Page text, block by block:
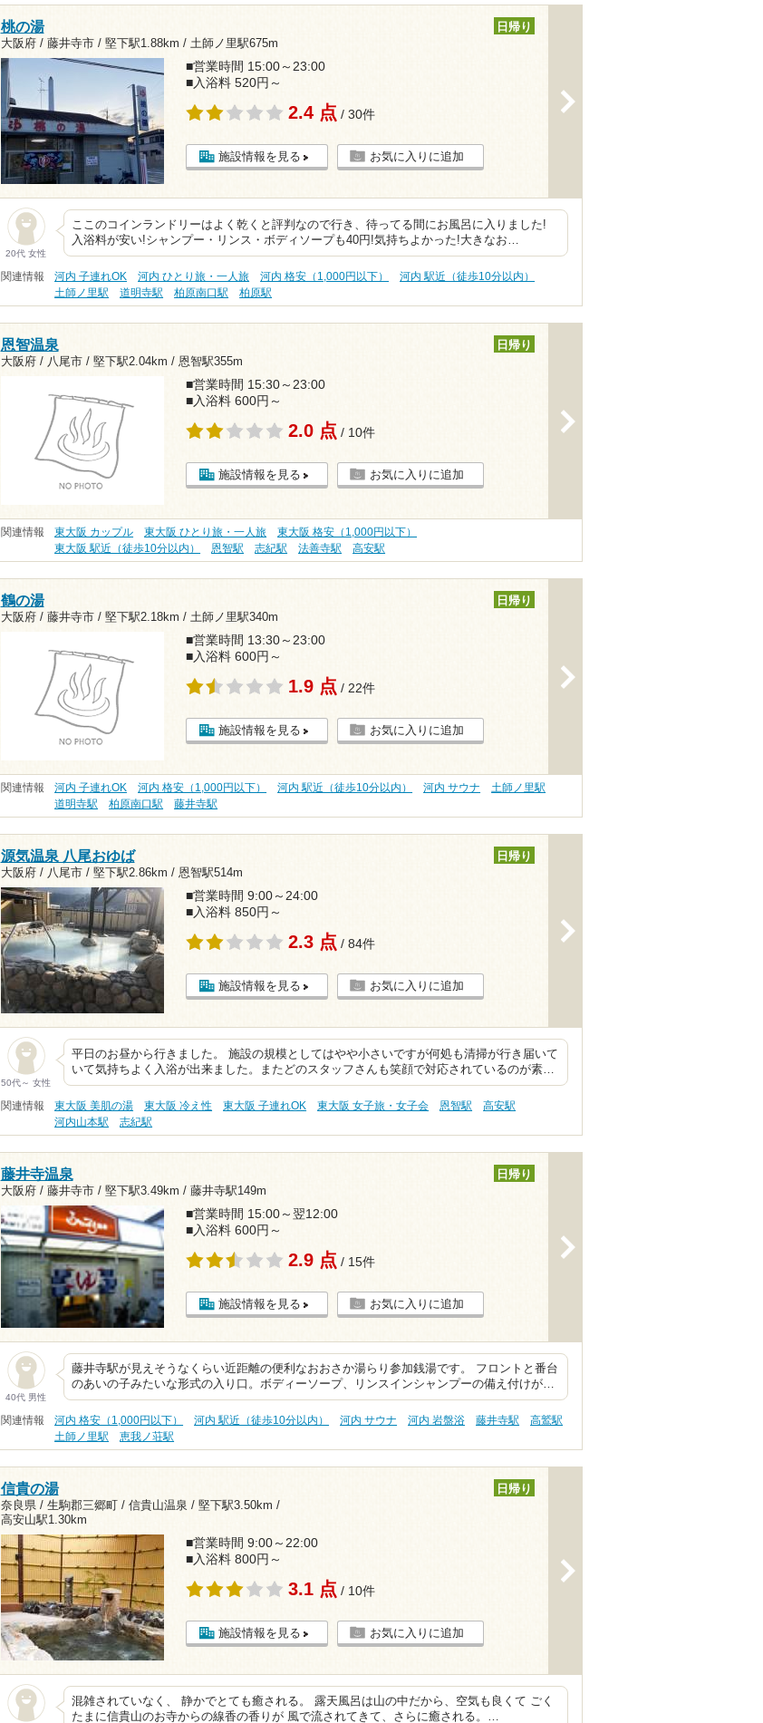
桃の湯
大阪府 / 藤井寺市 / 堅下駅1.88km / 土師ノ里駅675m
日帰り
■営業時間 15:00～23:00
■入浴料 520円～
2.4 点 / 30件
施設情報を見る お気に入りに追加
20代 女性
ここのコインランドリーはよく乾くと評判なので行き、待ってる間にお風呂に入りました!
入浴料が安い!シャンプー・リンス・ボディソープも40円!気持ちよかった!大きなお…
関連情報 河内 子連れOK 河内 ひとり旅・一人旅 河内 格安（1,000円以下）
河内 駅近（徒歩10分以内）
土師ノ里駅
道明寺駅 柏原南口駅 柏原駅
恩智温泉
大阪府 / 八尾市 / 堅下駅2.04km / 恩智駅355m
日帰り
■営業時間 15:30～23:00
■入浴料 600円～
2.0 点 / 10件
施設情報を見る お気に入りに追加
関連情報 東大阪 カップル 東大阪 ひとり旅・一人旅
東大阪 格安（1,000円以下）
東大阪 駅近（徒歩10分以内）
恩智駅 志紀駅 法善寺駅 高安駅
鶴の湯
大阪府 / 藤井寺市 / 堅下駅2.18km / 土師ノ里駅340m
日帰り
■営業時間 13:30～23:00
■入浴料 600円～
1.9 点 / 22件
施設情報を見る お気に入りに追加
関連情報 河内 子連れOK 河内 格安（1,000円以下） 河内 駅近（徒歩10分以内） 河内 サウナ
土師ノ里駅
道明寺駅
柏原南口駅 藤井寺駅
源気温泉 八尾おゆば
大阪府 / 八尾市 / 堅下駅2.86km / 恩智駅514m
日帰り
■営業時間 9:00～24:00
■入浴料 850円～
2.3 点 / 84件
施設情報を見る お気に入りに追加
50代～ 女性
平日のお昼から行きました。 施設の規模としてはやや小さいですが何処も清掃が行き届いて
いて気持ちよく入浴が出来ました。またどのスタッフさんも笑顔で対応されているのが素…
関連情報 東大阪 美肌の湯 東大阪 冷え性 東大阪 子連れOK 東大阪 女子旅・女子会 恩智駅
高安駅
河内山本駅
志紀駅
藤井寺温泉
大阪府 / 藤井寺市 / 堅下駅3.49km / 藤井寺駅149m
日帰り
■営業時間 15:00～翌12:00
■入浴料 600円～
2.9 点 / 15件
施設情報を見る お気に入りに追加
40代 男性
藤井寺駅が見えそうなくらい近距離の便利なおおさか湯らり参加銭湯です。 フロントと番台
のあいの子みたいな形式の入り口。ボディーソープ、リンスインシャンプーの備え付けが…
関連情報 河内 格安（1,000円以下） 河内 駅近（徒歩10分以内） 河内 サウナ 河内 岩盤浴 藤井寺駅
高鷲駅
土師ノ里駅
恵我ノ荘駅
信貴の湯
奈良県 / 生駒郡三郷町 / 信貴山温泉 / 堅下駅3.50km /
高安山駅1.30km
日帰り
■営業時間 9:00～22:00
■入浴料 800円～
3.1 点 / 10件
施設情報を見る お気に入りに追加
混雑されていなく、 静かでとても癒される。 露天風呂は山の中だから、空気も良くて ごく
たまに信貴山のお寺からの線香の香りが 風で流されてきて、さらに癒される。…